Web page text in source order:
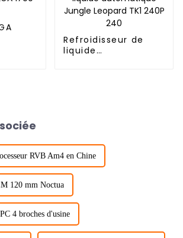
Refroidisseur de
liquide
RVB Am4 en Chine
120 mm Noctua
4 broches d'usine